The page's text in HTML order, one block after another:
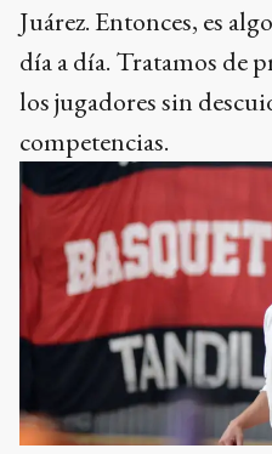
Juárez. Entonces, es
día a día. Tratamos de
los jugadores sin
competencias.